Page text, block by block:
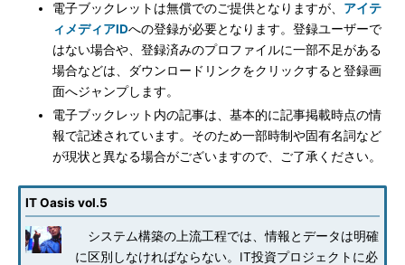
電子ブックレットは無償でのご提供となりますが、 アイテ
ィメディアIDへの登録が必要となります。登録ユーザーで
はない場合や、登録済みのプロファイルに一部不足がある
場合などは、ダウンロードリンクをクリックすると登録画
面へジャンプします。
電子ブックレット内の記事は、基本的に記事掲載時点の情
報で記述されています。そのため一部時制や固有名詞など
が現状と異なる場合がございますので、ご了承ください。
IT Oasis vol.5
システム構築の上流工程では、情報とデータは明確
に区別しなければならない。IT投資プロジェクトに必